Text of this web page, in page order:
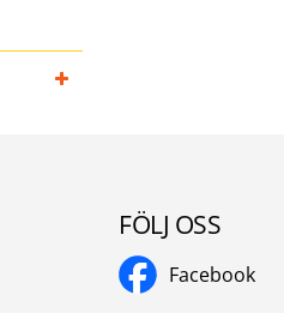
FÖLJ OSS
Facebook